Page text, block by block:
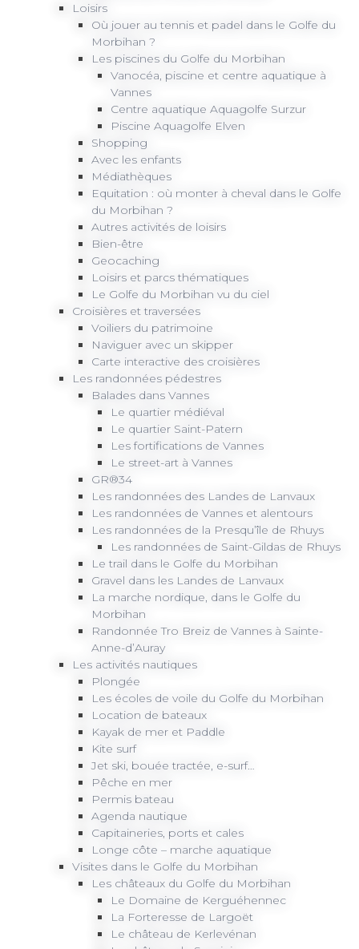
Loisirs
Où jouer au tennis et padel dans le Golfe du
Morbihan ?
Les piscines du Golfe du Morbihan
Vanocéa, piscine et centre aquatique à
Vannes
Centre aquatique Aquagolfe Surzur
Piscine Aquagolfe Elven
Shopping
Avec les enfants
Médiathèques
Equitation : où monter à cheval dans le Golfe
du Morbihan ?
Autres activités de loisirs
Bien-être
Geocaching
Loisirs et parcs thématiques
Le Golfe du Morbihan vu du ciel
Croisières et traversées
Voiliers du patrimoine
Naviguer avec un skipper
Carte interactive des croisières
Les randonnées pédestres
Balades dans Vannes
Le quartier médiéval
Le quartier Saint-Patern
Les fortifications de Vannes
Le street-art à Vannes
GR®34
Les randonnées des Landes de Lanvaux
Les randonnées de Vannes et alentours
Les randonnées de la Presqu’île de Rhuys
Les randonnées de Saint-Gildas de Rhuys
Le trail dans le Golfe du Morbihan
Gravel dans les Landes de Lanvaux
La marche nordique, dans le Golfe du
Morbihan
Randonnée Tro Breiz de Vannes à Sainte-
Anne-d’Auray
Les activités nautiques
Plongée
Les écoles de voile du Golfe du Morbihan
Location de bateaux
Kayak de mer et Paddle
Kite surf
Jet ski, bouée tractée, e-surf…
Pêche en mer
Permis bateau
Agenda nautique
Capitaineries, ports et cales
Longe côte – marche aquatique
Visites dans le Golfe du Morbihan
Les châteaux du Golfe du Morbihan
Le Domaine de Kerguéhennec
La Forteresse de Largoët
Le château de Kerlevénan